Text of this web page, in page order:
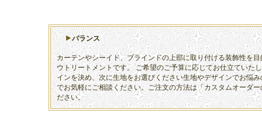
バランス
カーテンやシーイド、ブラインドの上部に取り付ける装飾性を
ウトリートメントです。 ご希望のご予算に応じてお仕立ていた
インを決め、次に生地をお選びください生地やデザインでお悩
でお気軽にご相談ください。ご注文の方法は「カスタムオーダ
ださい。